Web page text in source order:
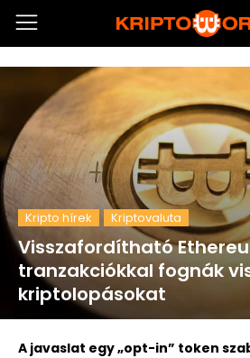
Kripto hírek Kriptovaluta
Visszafordítható
tranzakciókkal fognák
kriptolopásokat
A javaslat egy „opt-in” token